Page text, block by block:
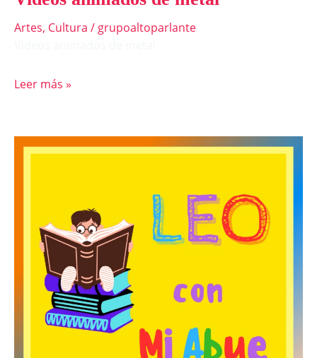
Artes, Cultura / grupoaltoparlante
Leer más »